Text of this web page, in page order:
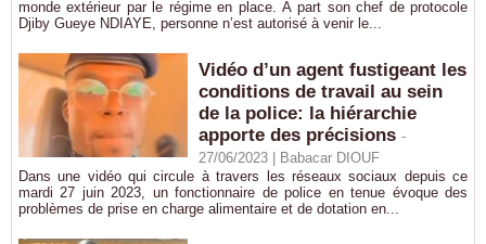
monde extérieur par le régime en place. À part son chef de protocole
Djiby Gueye NDIAYE, personne n’est autorisé à venir le...
Vidéo d’un agent fustigeant les
conditions de travail au sein
de la police: la hiérarchie
apporte des précisions -
27/06/2023 |
Babacar DIOUF
Dans une vidéo qui circule à travers les réseaux sociaux depuis ce
mardi 27 juin 2023, un fonctionnaire de police en tenue évoque des
problèmes de prise en charge alimentaire et de dotation en...